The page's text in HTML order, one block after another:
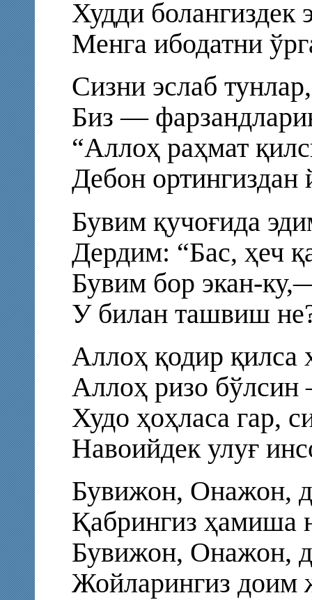
Худди болангиздек
Менга ибодатни
Сизни эслаб
Биз —
“Аллоҳ раҳмат
Дебон ортингиздан
Бувим қучоғида
Дердим: “Бас, ҳеч
Бувим бор экан-
У билан ташвиш
Аллоҳ қодир қилса
Аллоҳ ризо бўлсин
Худо ҳоҳласа гар,
Навоийдек улуғ
Бувижон, Онажон,
Қабрингиз ҳамиша
Бувижон, Онажон,
Жойларингиз доим